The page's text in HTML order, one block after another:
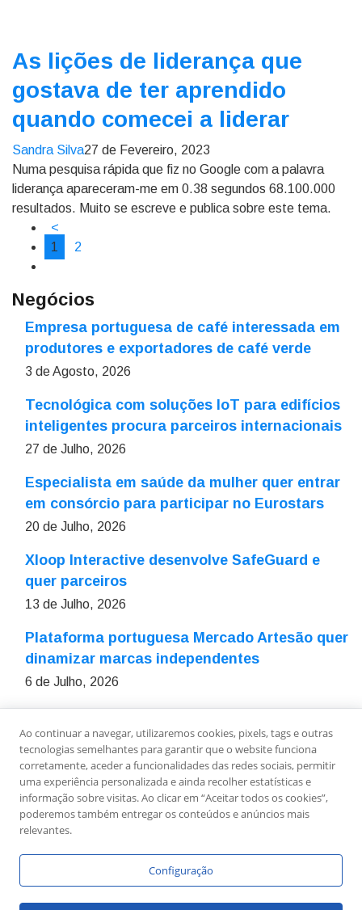
As lições de liderança que
gostava de ter aprendido
quando comecei a liderar
Sandra Silva27 de Fevereiro, 2023
Numa pesquisa rápida que fiz no Google com a palavra
liderança apareceram-me em 0.38 segundos 68.100.000
resultados. Muito se escreve e publica sobre este tema.
<
1
2
Negócios
Empresa portuguesa de café interessada em
produtores e exportadores de café verde
3 de Agosto, 2026
Tecnológica com soluções IoT para edifícios
inteligentes procura parceiros internacionais
27 de Julho, 2026
Especialista em saúde da mulher quer entrar
em consórcio para participar no Eurostars
20 de Julho, 2026
Xloop Interactive desenvolve SafeGuard e
quer parceiros
13 de Julho, 2026
Plataforma portuguesa Mercado Artesão quer
dinamizar marcas independentes
6 de Julho, 2026
Sobre Nós Ficha Técnica
Estatuto Editorial
Política de Privacidade
Contactos Newsletter
Ao continuar a navegar, utilizaremos cookies, pixels, tags e outras
tecnologias semelhantes para garantir que o website funciona
corretamente, aceder a funcionalidades das redes sociais, permitir
uma experiência personalizada e ainda recolher estatísticas e
informação sobre visitas. Ao clicar em “Aceitar todos os cookies”,
poderemos também entregar os conteúdos e anúncios mais
relevantes.
Configuração